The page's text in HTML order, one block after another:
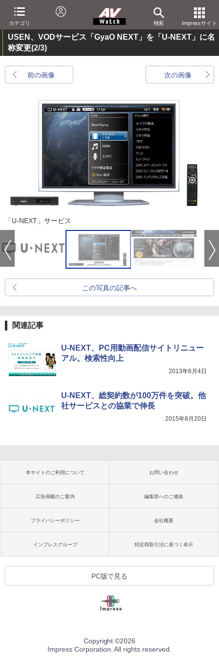
カテゴリ 検索 Impressサイト
USEN、VODサービス「GyaO NEXT」を「U-NEXT」に名
称変更(2/3)
前の画像 次の画像
「U-NEXT」サービス
この写真の記事へ
関連記事
U-NEXT、PC用動画配信サイトリニュー
アル。検索性向上
2013年6月4日
U-NEXT、総契約数が100万件を突破。他
社サービスとの協業で伸長
2015年8月20日
本サイトのご利用について お問い合わせ
広告掲載のご案内 編集部へのご連絡
プライバシーポリシー 会社概要
インプレスグループ 特定商取引法に基づく表示
PC版で見る
Copyright ©2026
Impress Corporation. All rights reserved.